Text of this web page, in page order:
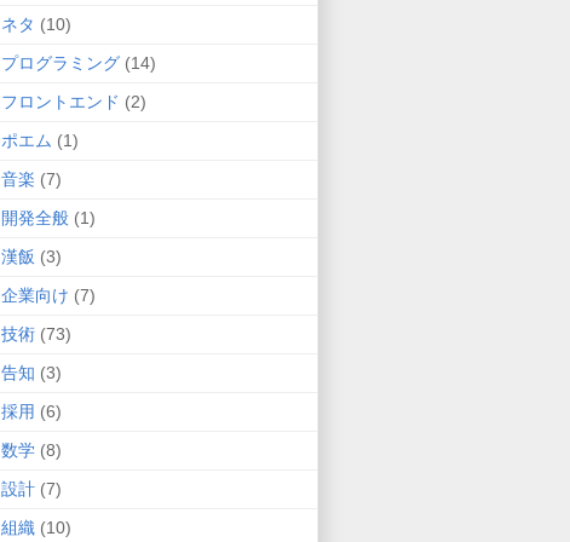
ネタ (10)
プログラミング (14)
フロントエンド (2)
ポエム (1)
音楽 (7)
開発全般 (1)
漢飯 (3)
企業向け (7)
技術 (73)
告知 (3)
採用 (6)
数学 (8)
設計 (7)
組織 (10)